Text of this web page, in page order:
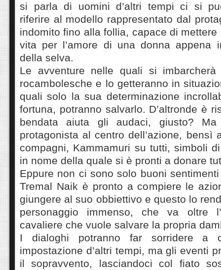
si parla di uomini d’altri tempi ci si
riferire al modello rappresentato dal
indomito fino alla follia, capace di
vita per l’amore di una donna appena
della selva.
Le avventure nelle quali si
rocambolesche e lo getteranno in
quali solo la sua determinazione
fortuna, potranno salvarlo. D’altronde è
bendata aiuta gli audaci, giusto?
protagonista al centro dell’azione, bensì
compagni, Kammamuri su tutti, simboli
in nome della quale si è pronti a donare
Eppure non ci sono solo buoni
Tremal Naik è pronto a compiere le
giungere al suo obbiettivo e questo lo
personaggio immenso, che va oltre
cavaliere che vuole salvare la propria
I dialoghi potranno far sorridere a
impostazione d’altri tempi, ma gli eventi
il sopravvento, lasciandoci col fiato